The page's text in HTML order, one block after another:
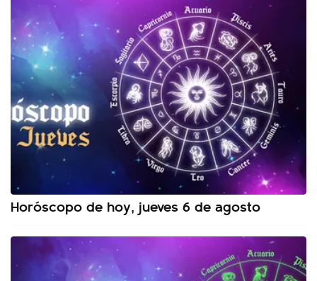
Horóscopo de hoy, jueves 6 de agosto